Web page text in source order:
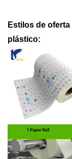
Estilos de
plástico: